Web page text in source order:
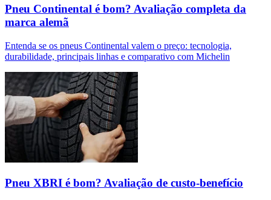
Pneu Continental é bom? Avaliação completa da
marca alemã
Entenda se os pneus Continental valem o preço: tecnologia,
durabilidade, principais linhas e comparativo com Michelin
Pneu XBRI é bom? Avaliação de custo-benefício